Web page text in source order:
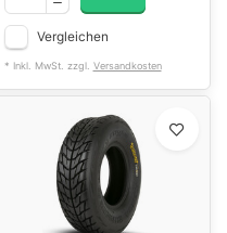
Vergleichen
* Inkl. MwSt. zzgl. Versandkosten